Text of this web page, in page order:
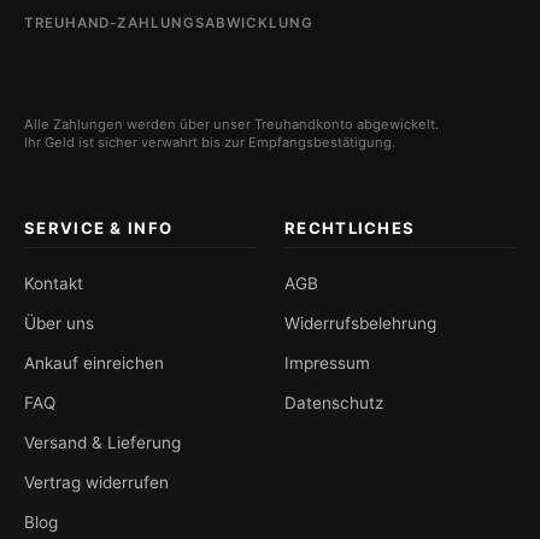
TREUHAND-ZAHLUNGSABWICKLUNG
Alle Zahlungen werden über unser Treuhandkonto abgewickelt.
Ihr Geld ist sicher verwahrt bis zur Empfangsbestätigung.
SERVICE & INFO
Kontakt
Über uns
Ankauf einreichen
FAQ
Versand & Lieferung
Vertrag widerrufen
Blog
RECHTLICHES
AGB
Widerrufsbelehrung
Impressum
Datenschutz